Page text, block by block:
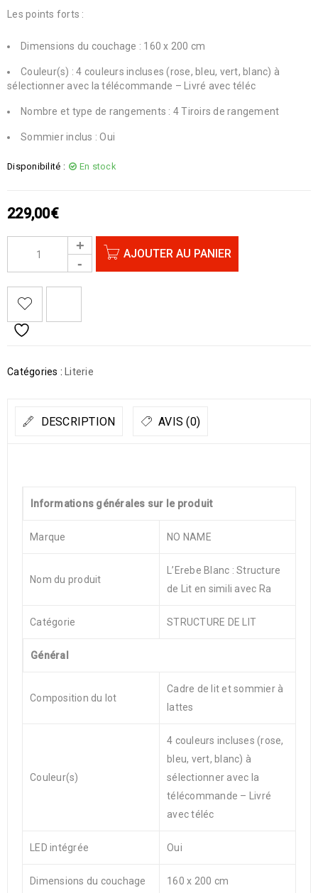
Les points forts :
Dimensions du couchage : 160 x 200 cm
Couleur(s) : 4 couleurs incluses (rose, bleu, vert, blanc) à
sélectionner avec la télécommande – Livré avec téléc
Nombre et type de rangements : 4 Tiroirs de rangement
Sommier inclus : Oui
Disponibilité : En stock
229,00€
AJOUTER AU PANIER
Catégories : Literie
DESCRIPTION AVIS (0)
Informations générales sur le produit
Marque NO NAME
Nom du produit
L’Erebe Blanc : Structure
de Lit en simili avec Ra
Catégorie STRUCTURE DE LIT
Général
Composition du lot
Cadre de lit et sommier à
lattes
Couleur(s)
4 couleurs incluses (rose,
bleu, vert, blanc) à
sélectionner avec la
télécommande – Livré
avec téléc
LED intégrée Oui
Dimensions du couchage 160 x 200 cm